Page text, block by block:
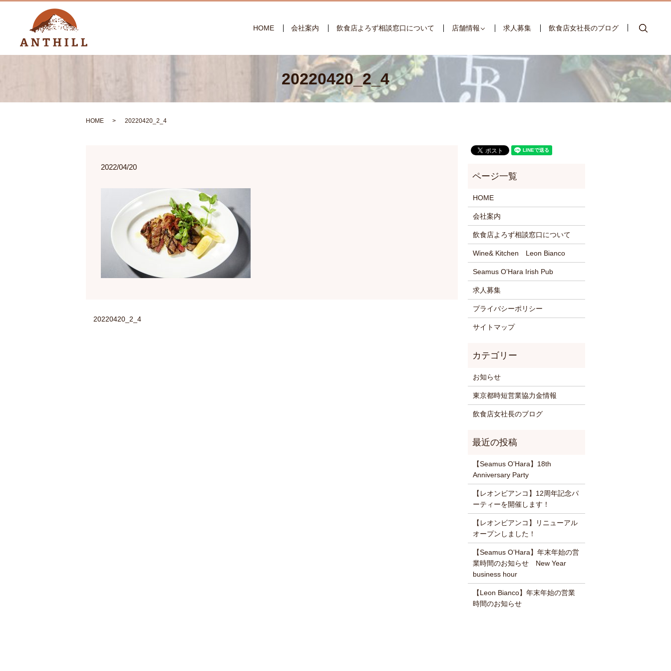
HOME 会社案内 飲食店よろず相談窓口について 店舗情報 求人募集 飲食店女社長のブログ
20220420_2_4
HOME 20220420_2_4
2022/04/20
20220420_2_4
HOME
会社案内
飲食店よろず相談窓口について
Wine& Kitchen Leon Bianco
Seamus O’Hara Irish Pub
求人募集
プライバシーポリシー
サイトマップ
お知らせ
東京都時短営業協力金情報
飲食店女社長のブログ
【Seamus O’Hara】18th
Anniversary Party
【レオンビアンコ】12周年記念パ
ーティーを開催します！
【レオンビアンコ】リニューアル
オープンしました！
【Seamus O’Hara】年末年始の営
業時間のお知らせ New Year
business hour
【Leon Bianco】年末年始の営業
時間のお知らせ